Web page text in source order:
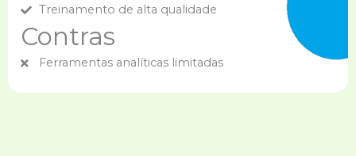
Treinamento de alta qualidade
Contras
Ferramentas analíticas limitadas